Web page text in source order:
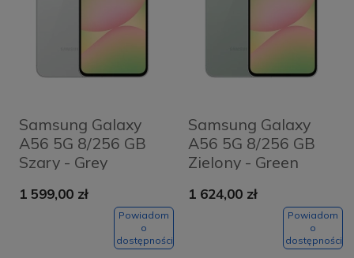
Samsung Galaxy
A56 5G 8/256 GB
Szary - Grey
1 599,00 zł
Powiadom
o
dostępności
Samsung Galaxy
A56 5G 8/256 GB
Zielony - Green
1 624,00 zł
Powiadom
o
dostępności